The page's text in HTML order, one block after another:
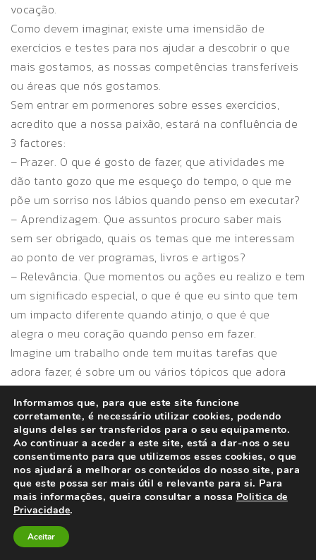
vocação.
Como devem imaginar, existe uma imensidão de
exercícios e testes para nos ajudar a descobrir o que
mais gostamos, as nossas competências transferíveis
ou áreas que nós gostamos.
Sem entrar em pormenores sobre esses exercícios,
acredito que a nossa paixão, estará na confluência de
3 factores:
– Prazer. O que é gosto de fazer, que atividades me
dão tanto gozo que me esqueço do tempo, o que me
põe um sorriso nos lábios quando penso em executar?
– Aprendizagem. Que assuntos procuro saber mais
sem ser obrigado, quais os temas que me interessam
ao ponto de ver programas, livros e artigos?
– Relevância. Que momentos ou ações eu realizo e tem
um significado especial, o que é que eu sinto que tem
um impacto diferente quando atinjo, o que é que
alegra o meu coração quando penso em fazer.
Imagine um trabalho onde tem muitas tarefas que
adora fazer, é sobre um ou vários tópicos que adora
aprender e no final do dia tem a sensação de
realização a um nível mais profundo… Parece algo em
que iria gostar de trabalhar?
Naturalmente alguns de nós conseguem responder a
estas perguntas muito facilmente e outros tem mais
dificuldades.
Caso não consiga encontrar as respostas que procura,
pode ser uma boa hipótese começar a procurar
experiências e ambientes diferentes daqueles onde
Informamos que, para que este site funcione
corretamente, é necessário utilizar cookies, podendo
alguns deles ser transferidos para o seu equipamento.
Ao continuar a aceder a este site, está a dar-nos o seu
consentimento para que utilizemos esses cookies, o que
nos ajudará a melhorar os conteúdos do nosso site, para
que este possa ser mais útil e relevante para si. Para
mais informações, queira consultar a nossa Politica de
Privacidade.
Aceitar